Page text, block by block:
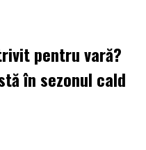
pentru vară?
în sezonul cald